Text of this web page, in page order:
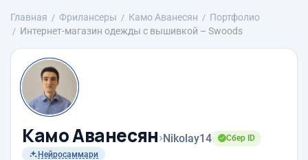
Главная Фрилансеры Камо Аванесян
Портфолио
Интернет-магазин одежды с вышивкой – Swoods
Камо Аванесян›Nikolay14
Сбер ID
Нейросаммари